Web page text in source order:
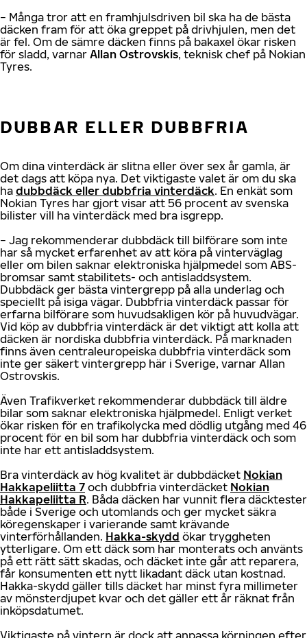
− Många tror att en framhjulsdriven bil ska ha de bästa
däcken fram för att öka greppet på drivhjulen, men det
är fel. Om de sämre däcken finns på bakaxel ökar risken
för sladd, varnar Allan Ostrovskis, teknisk chef på Nokian
Tyres.
DUBBAR ELLER DUBBFRIA
Om dina vinterdäck är slitna eller över sex år gamla, är
det dags att köpa nya. Det viktigaste valet är om du ska
ha dubbdäck eller dubbfria vinterdäck. En enkät som
Nokian Tyres har gjort visar att 56 procent av svenska
bilister vill ha vinterdäck med bra isgrepp.
− Jag rekommenderar dubbdäck till bilförare som inte
har så mycket erfarenhet av att köra på vinterväglag
eller om bilen saknar elektroniska hjälpmedel som ABS-
bromsar samt stabilitets- och antisladdsystem.
Dubbdäck ger bästa vintergrepp på alla underlag och
speciellt på isiga vägar. Dubbfria vinterdäck passar för
erfarna bilförare som huvudsakligen kör på huvudvägar.
Vid köp av dubbfria vinterdäck är det viktigt att kolla att
däcken är nordiska dubbfria vinterdäck. På marknaden
finns även centraleuropeiska dubbfria vinterdäck som
inte ger säkert vintergrepp här i Sverige, varnar Allan
Ostrovskis.
Även Trafikverket rekommenderar dubbdäck till äldre
bilar som saknar elektroniska hjälpmedel. Enligt verket
ökar risken för en trafikolycka med dödlig utgång med 46
procent för en bil som har dubbfria vinterdäck och som
inte har ett antisladdsystem.
Bra vinterdäck av hög kvalitet är dubbdäcket Nokian
Hakkapeliitta 7 och dubbfria vinterdäcket Nokian
Hakkapeliitta R. Båda däcken har vunnit flera däcktester
både i Sverige och utomlands och ger mycket säkra
köregenskaper i varierande samt krävande
vinterförhållanden. Hakka-skydd ökar tryggheten
ytterligare. Om ett däck som har monterats och använts
på ett rätt sätt skadas, och däcket inte går att reparera,
får konsumenten ett nytt likadant däck utan kostnad.
Hakka-skydd gäller tills däcket har minst fyra millimeter
av mönsterdjupet kvar och det gäller ett år räknat från
inköpsdatumet.
Viktigaste på vintern är dock att anpassa körningen efter